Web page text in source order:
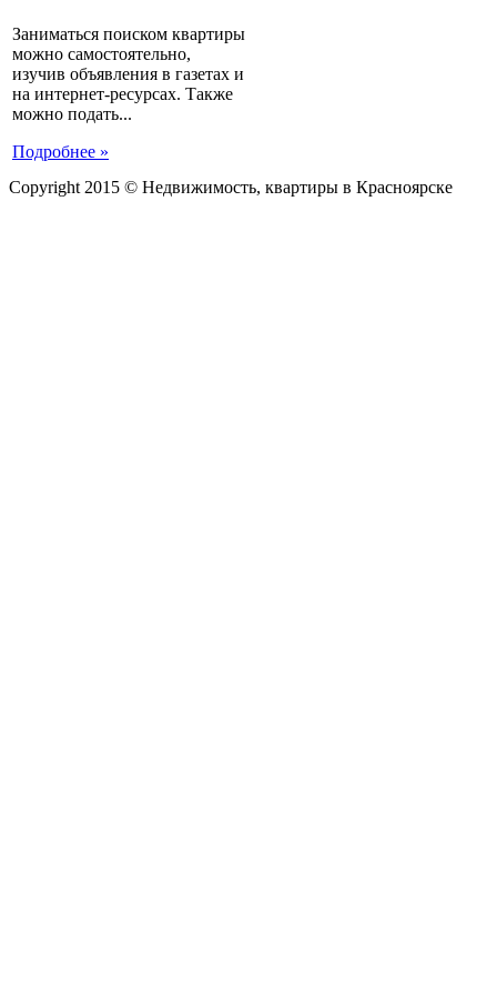
Заниматься поиском квартиры
можно самостоятельно,
изучив объявления в газетах и
на интернет-ресурсах. Также
можно подать...
Подробнее »
Copyright 2015 © Недвижимость, квартиры в Красноярске